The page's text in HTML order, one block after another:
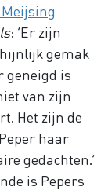
: ‘Er zijn
gemak
geneigd is
van zijn
Het zijn de
haar
gedachten.’
is Pepers